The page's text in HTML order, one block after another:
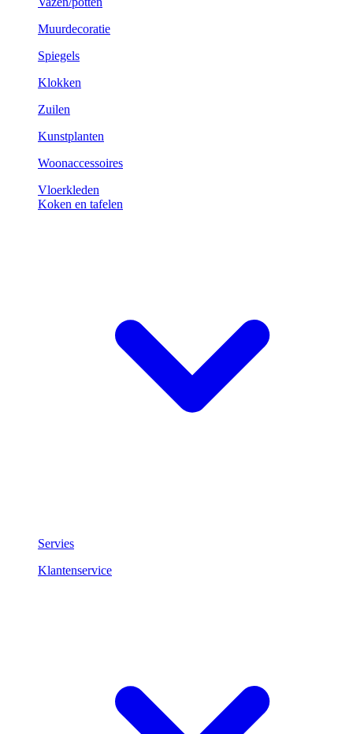
Muurdecoratie
Spiegels
Klokken
Zuilen
Kunstplanten
Woonaccessoires
Vloerkleden
Koken en tafelen
Servies
Klantenservice